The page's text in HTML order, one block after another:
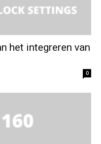
het integreren van
0